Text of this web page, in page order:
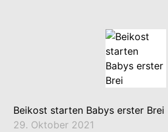
Beikost starten Babys erster Brei
29. Oktober 2021